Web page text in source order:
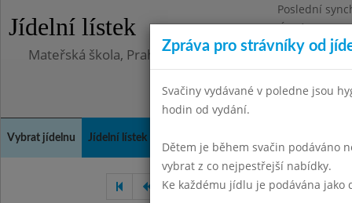
Jídelní lístek
Poslední
Úterý
Mateřská škola, Praha 10, Kodaňská 989/14,
Vybrat jídelnu Jídelní lístek
Červen 2023 Srpen 2023
Zpráva pro strávníky od
Svačiny vydávané v poledne jsou
hodin od vydání.
Dětem je během svačin podáváno
vybrat z co nejpestřejší nabídky.
Ke každému jídlu je podávána jako